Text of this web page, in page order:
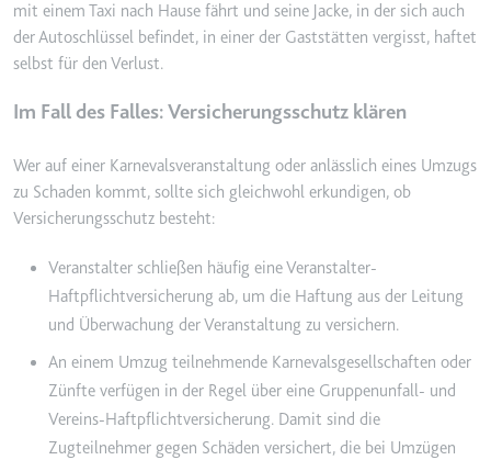
ytidb::LAST_RESULT_ENTRY_KEY
Anbieter:
youtube.com
Interaktion der Nutzer mit
eingebetteten Inhalten zu
verfolgen.
Ablauf:
Beständig
Typ:
HTML Local Storage
YtIdbMeta#databases
Anbieter:
youtube.com
Zweck:
Wird verwendet, um die
Interaktion der Nutzer mit
eingebetteten Inhalten zu
verfolgen.
mit einem Taxi nach Hause fährt und seine Jacke, in der sich auch
der Autoschlüssel befindet, in einer der Gaststätten vergisst, haftet
selbst für den Verlust.
Im Fall des Falles: Versicherungsschutz klären
Wer auf einer Karnevalsveranstaltung oder anlässlich eines Umzugs
zu Schaden kommt, sollte sich gleichwohl erkundigen, ob
Versicherungsschutz besteht:
Veranstalter schließen häufig eine Veranstalter-
Haftpflichtversicherung ab, um die Haftung aus der Leitung
und Überwachung der Veranstaltung zu versichern.
An einem Umzug teilnehmende Karnevalsgesellschaften oder
Zünfte verfügen in der Regel über eine Gruppenunfall- und
Vereins-Haftpflichtversicherung. Damit sind die
Zugteilnehmer gegen Schäden versichert, die bei Umzügen